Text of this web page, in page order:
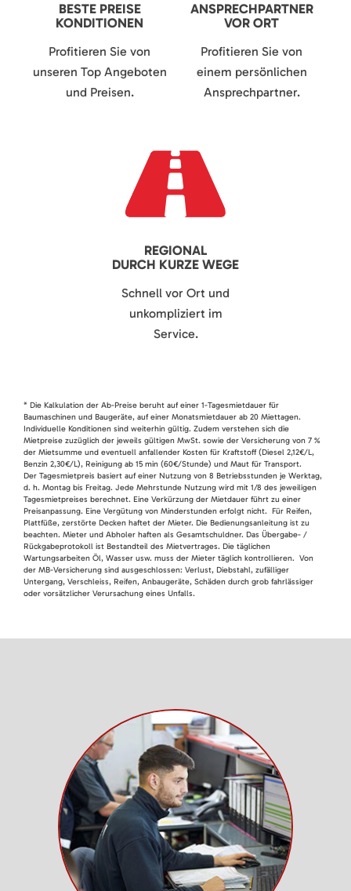
BESTE PREISE
KONDITIONEN
Profitieren Sie von
unseren Top Angeboten
und Preisen.
ANSPRECHPARTNER
VOR ORT
Profitieren Sie von
einem persönlichen
Ansprechpartner.
REGIONAL
DURCH KURZE WEGE
Schnell vor Ort und
unkompliziert im
Service.
* Die Kalkulation der Ab-Preise beruht auf einer 1-Tagesmietdauer für
Baumaschinen und Baugeräte, auf einer Monatsmietdauer ab 20 Miettagen.
Individuelle Konditionen sind weiterhin gültig. Zudem verstehen sich die
Mietpreise zuzüglich der jeweils gültigen MwSt. sowie der Versicherung von 7 %
der Mietsumme und eventuell anfallender Kosten für Kraftstoff (Diesel 2,12€/L,
Benzin 2,30€/L), Reinigung ab 15 min (60€/Stunde) und Maut für Transport.
Der Tagesmietpreis basiert auf einer Nutzung von 8 Betriebsstunden je Werktag,
d. h. Montag bis Freitag. Jede Mehrstunde Nutzung wird mit 1/8 des jeweiligen
Tagesmietpreises berechnet. Eine Verkürzung der Mietdauer führt zu einer
Preisanpassung. Eine Vergütung von Minderstunden erfolgt nicht. Für Reifen,
Plattfüße, zerstörte Decken haftet der Mieter. Die Bedienungsanleitung ist zu
beachten. Mieter und Abholer haften als Gesamtschuldner. Das Übergabe- /
Rückgabeprotokoll ist Bestandteil des Mietvertrages. Die täglichen
Wartungsarbeiten Öl, Wasser usw. muss der Mieter täglich kontrollieren. Von
der MB-Versicherung sind ausgeschlossen: Verlust, Diebstahl, zufälliger
Untergang, Verschleiss, Reifen, Anbaugeräte, Schäden durch grob fahrlässiger
oder vorsätzlicher Verursachung eines Unfalls.